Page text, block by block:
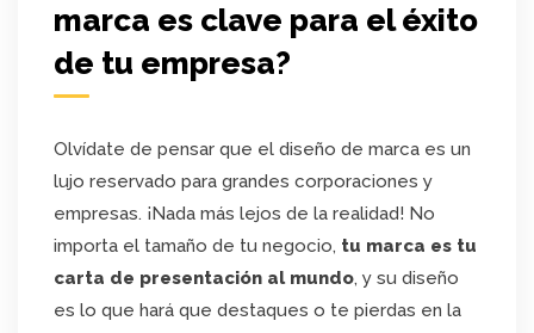
marca es clave para el éxito
de tu empresa?
Olvídate de pensar que el diseño de marca es un
lujo reservado para grandes corporaciones y
empresas. ¡Nada más lejos de la realidad! No
importa el tamaño de tu negocio, tu marca es tu
carta de presentación al mundo, y su diseño
es lo que hará que destaques o te pierdas en la